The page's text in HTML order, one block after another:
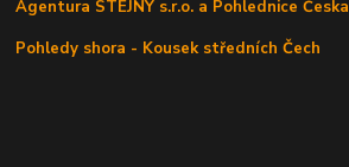
Agentura STEJNÝ s.r.o. a Pohlednice Česka
Pohledy shora - Kousek středních Čech